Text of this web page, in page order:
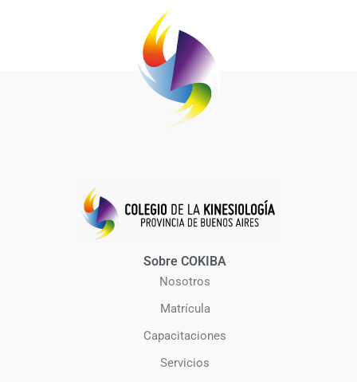
Sobre COKIBA
Nosotros
Matrícula
Capacitaciones
Servicios